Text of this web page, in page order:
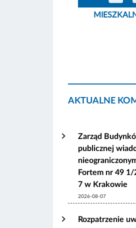
AKTUALNE
Zarząd
publicznej
Fortem nr 49 1/
7 w Krakowie
2026-08-07
Rozpatrzenie